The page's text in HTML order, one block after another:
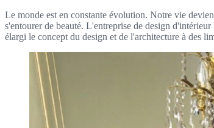
Le monde est en constante évolution. Notre vie
s'entourer de beauté. L'entreprise de design
élargi le concept du design et de l'architecture à des